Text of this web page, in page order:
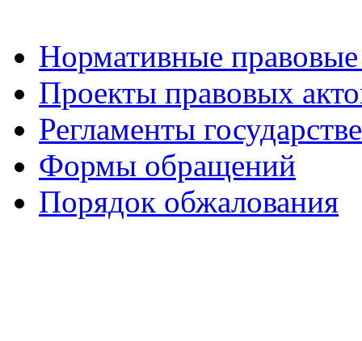
Нормативные
Проекты правовых
Регламенты
Формы обращений
Порядок обжалования